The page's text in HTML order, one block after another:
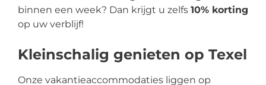
binnen een week? Dan krijgt u zelfs 10% korting
op uw verblijf!
Kleinschalig genieten op Texel
Onze vakantieaccommodaties liggen op